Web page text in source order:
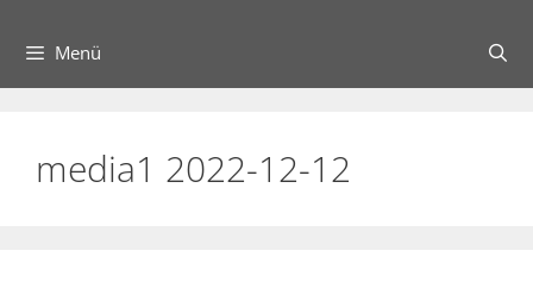
Menü
media1 2022-12-12